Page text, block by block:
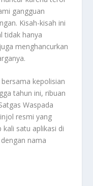
gangguan
Kisah-kisah ini
tidak hanya
menghancurkan
bersama kepolisian
tahun ini, ribuan
Waspada
resmi yang
satu aplikasi di
nama